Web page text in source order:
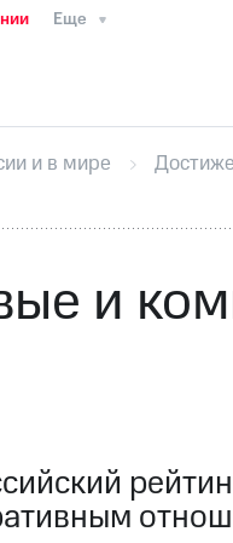
Еще
Интервью
секретарь
выкупа акций
и в мире
и